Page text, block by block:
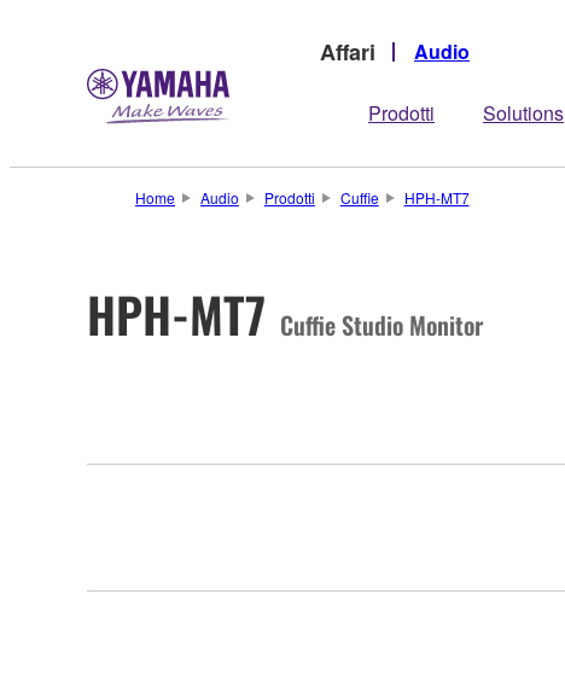
Affari Audio
Prodotti Solutions
Home Audio Prodotti Cuffie HPH-MT7
HPH-MT7 Cuffie Studio Monitor